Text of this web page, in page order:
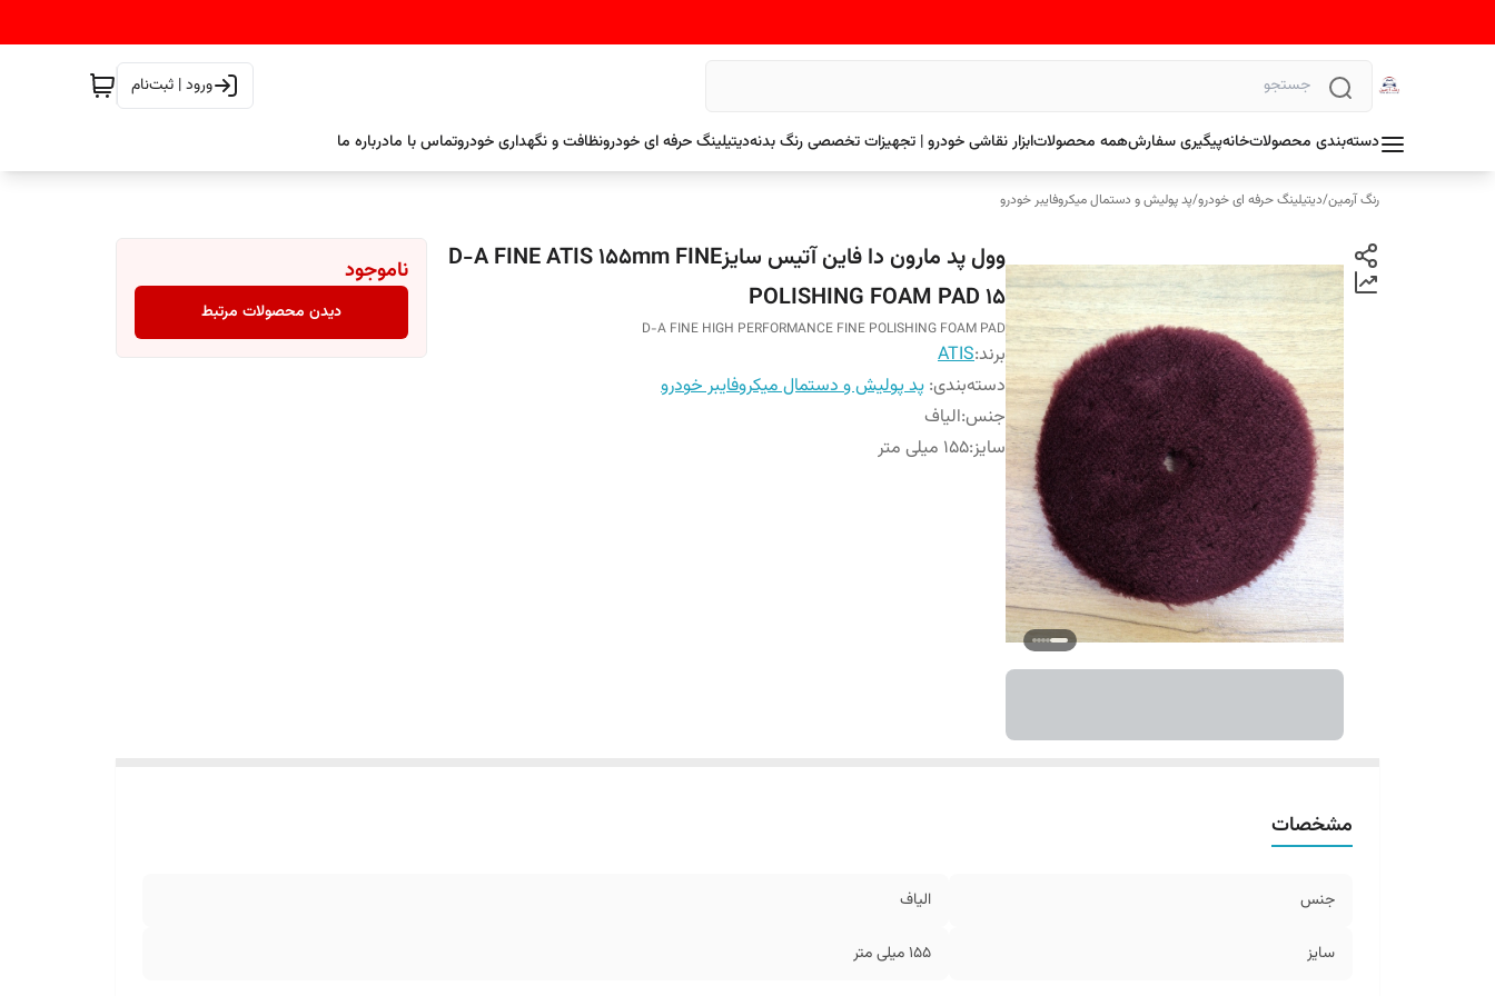
ورود | ثبت‌نام
دسته‌بندی محصولاتخانهپیگیری سفارشهمه محصولاتابزار نقاشی خودرو | تجهیزات تخصصی رنگ بدنهدیتیلینگ حرفه ای خودرونظافت و نگهداری خودروتماس با مادرباره ما
رنگ آرمین/دیتیلینگ حرفه ای خودرو/پد پولیش و دستمال میکروفایبر خودرو
وول پد مارون دا فاین آتیس سایزD-A FINE ATIS 155mm FINE
POLISHING FOAM PAD ۱۵
D-A FINE HIGH PERFORMANCE FINE POLISHING FOAM PAD
برند:ATIS
دسته‌بندی: پد پولیش و دستمال میکروفایبر خودرو
جنس:الیاف
سایز:۱۵۵ میلی متر
ناموجود
دیدن محصولات مرتبط
مشخصات
جنس الیاف
سایز ۱۵۵ میلی متر